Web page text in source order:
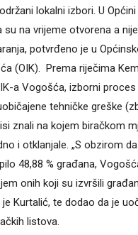
lokalni izbori. U
su na vrijeme otvorena a
potvrđeno je u
(OIK). Prema riječima
a Vogošća, izborni
tehničke greške
znali na kojem biračkom
i otklanjale. „S obzirom
48,88 % građana,
onih koji su izvršili
je Kurtalić, te dodao da je
listova.